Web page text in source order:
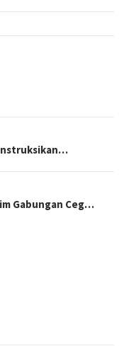
Instruksikan…
Gabungan Ceg…